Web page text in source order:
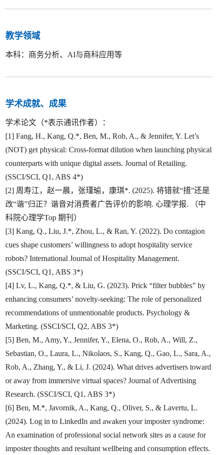
教学领域
本科：商务分析、AI与商科应用等
学术成就、成果
学术论文（*表示通讯作者）：
[1] Fang, H., Kang, Q.*, Ben, M., Rob, A., & Jennifer, Y. Let’s
(NOT) get physical: Cross-format dilution when launching physical
counterparts with unique digital assets. Journal of Retailing.
(SSCI/SCI, Q1, ABS 4*)
[2] 周寿江，赵一晨，张瑾瑜，康琪*. (2025). 将错就“措”还是
改“谐”归正？谐音对消费者广告评价的影响. 心理学报. （中
科院心理学Top 期刊）
[3] Kang, Q., Liu, J.*, Zhou, L., & Ran, Y. (2022). Do contagion
cues shape customers’ willingness to adopt hospitality service
robots? International Journal of Hospitality Management.
(SSCI/SCI, Q1, ABS 3*)
[4] Lv, L., Kang, Q.*, & Liu, G. (2023). Prick “filter bubbles” by
enhancing consumers’ novelty-seeking: The role of personalized
recommendations of unmentionable products. Psychology &
Marketing. (SSCI/SCI, Q2, ABS 3*)
[5] Ben, M., Amy, Y., Jennifer, Y., Elena, O., Rob, A., Will, Z.,
Sebastian, O., Laura, L., Nikolaos, S., Kang, Q., Gao, L., Sara, A.,
Rob, A., Zhang, Y., & Li, J. (2024). What drives advertisers toward
or away from immersive virtual spaces? Journal of Advertising
Research. (SSCI/SCI, Q1, ABS 3*)
[6] Ben, M.*, Javornik, A., Kang, Q., Oliver, S., & Lavertu, L.
(2024). Log in to LinkedIn and awaken your imposter syndrome:
An examination of professional social network sites as a cause for
imposter thoughts and resultant wellbeing and consumption effects.